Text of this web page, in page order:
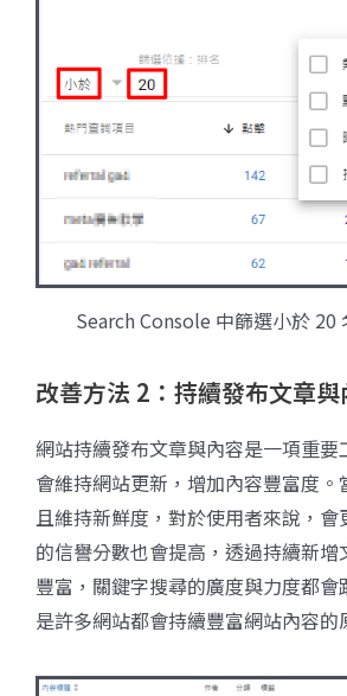
Search Console 中篩選小於 20
改善方法 2：持續發布文章與
網站持續發布文章與內容是一項重要
會維持網站更新，增加內容豐富度。
且維持新鮮度，對於使用者來說，會
的信譽分數也會提高，透過持續新
豐富，關鍵字搜尋的廣度與力度都會
是許多網站都會持續豐富網站內容的